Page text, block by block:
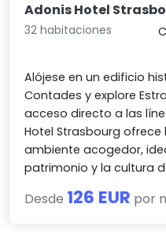
Adonis Hotel
32 habitaciones
Alójese en un edificio
Contades y explore
acceso directo a las
Hotel Strasbourg
ambiente acogedor,
patrimonio y la cultura
Desde 126 EUR por